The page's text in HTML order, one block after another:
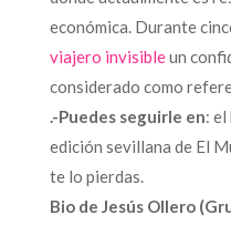
económica. Durante
viajero invisibleun
considerado como
.-Puedes seguirle en: el
edición sevillana de El
te lo pierdas.
Bio de Jesús Ollero